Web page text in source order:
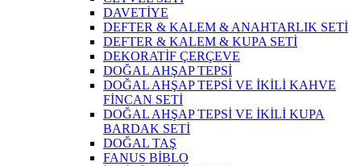
DAVETİYE
DEFTER & KALEM & ANAHTARLIK SETİ
DEFTER & KALEM & KUPA SETİ
DEKORATİF ÇERÇEVE
DOĞAL AHŞAP TEPSİ
DOĞAL AHŞAP TEPSİ VE İKİLİ KAHVE
FİNCAN SETİ
DOĞAL AHŞAP TEPSİ VE İKİLİ KUPA
BARDAK SETİ
DOĞAL TAŞ
FANUS BİBLO